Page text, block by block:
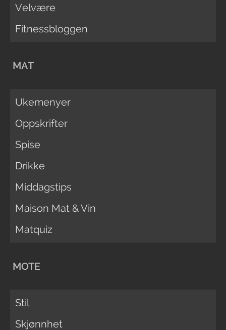
Velvære
Fitnessbloggen
MAT
Ukemenyer
Oppskrifter
Spise
Drikke
Middagstips
Maison Mat & Vin
Matquiz
MOTE
Stil
Skjønnhet